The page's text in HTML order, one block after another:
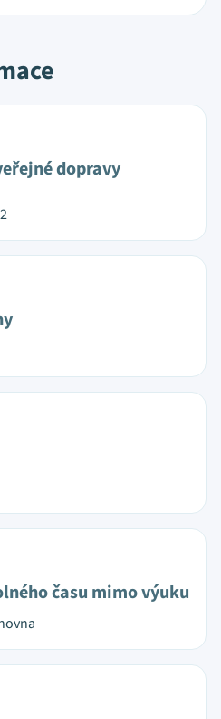
dopravy
času mimo výuku